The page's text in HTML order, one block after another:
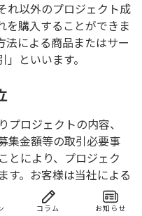
コラム お知らせ
れ以外のプロジェクト成
を購入することができま
法による商品またはサー
といいます。
プロジェクトの内容、
集金額等の取引必要事
とにより、プロジェク
す。お客様は当社による
、所定の方法により、
り、プロジェクト取引